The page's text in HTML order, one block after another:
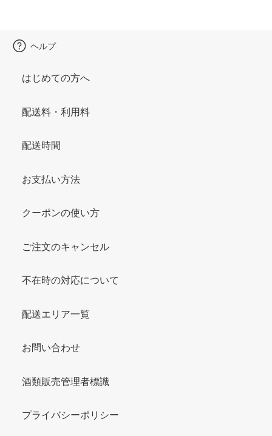
ヘルプ
はじめての方へ
配送料・利用料
配送時間
お支払い方法
クーポンの使い方
ご注文のキャンセル
不在時の対応について
配送エリア一覧
お問い合わせ
酒類販売管理者標識
プライバシーポリシー